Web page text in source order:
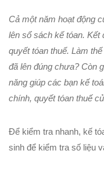
Cả một năm hoạt động
lên sổ sách kế tóan. Kết
quyết tóan thuế. Làm
đã lên đúng chưa? Còn
năng giúp các bạn kế
chính, quyết tóan thuế
Để kiểm tra nhanh, kế
sinh để kiểm tra số liệu